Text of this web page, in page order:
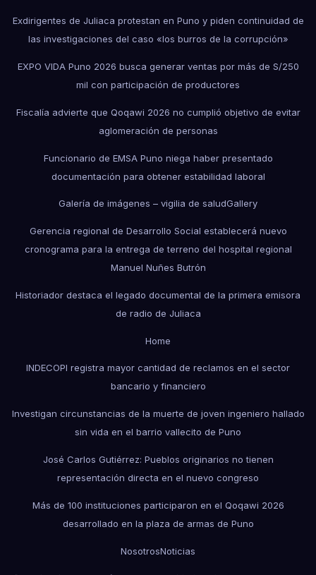
Exdirigentes de Juliaca protestan en Puno y piden continuidad de
las investigaciones del caso «los burros de la corrupción»
EXPO VIDA Puno 2026 busca generar ventas por más de S/250
mil con participación de productores
Fiscalía advierte que Qoqawi 2026 no cumplió objetivo de evitar
aglomeración de personas
Funcionario de EMSA Puno niega haber presentado
documentación para obtener estabilidad laboral
Galería de imágenes – vigilia de saludGallery
Gerencia regional de Desarrollo Social establecerá nuevo
cronograma para la entrega de terreno del hospital regional
Manuel Nuñes Butrón
Historiador destaca el legado documental de la primera emisora
de radio de Juliaca
Home
INDECOPI registra mayor cantidad de reclamos en el sector
bancario y financiero
Investigan circunstancias de la muerte de joven ingeniero hallado
sin vida en el barrio vallecito de Puno
José Carlos Gutiérrez: Pueblos originarios no tienen
representación directa en el nuevo congreso
Más de 100 instituciones participaron en el Qoqawi 2026
desarrollado en la plaza de armas de Puno
NosotrosNoticias